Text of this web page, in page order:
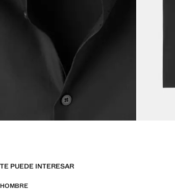
TE PUEDE INTERESAR
HOMBRE